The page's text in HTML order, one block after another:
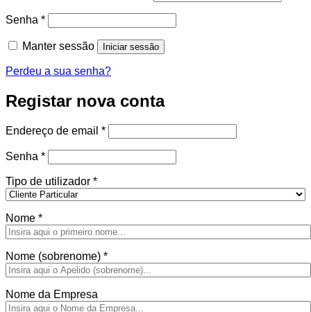
Senha *Obrigatório
Manter sessão Iniciar sessão
Perdeu a sua senha?
Registar nova conta
Endereço de email *Obrigatório
Senha *Obrigatório
Tipo de utilizador *
Nome *
Nome (sobrenome) *
Nome da Empresa